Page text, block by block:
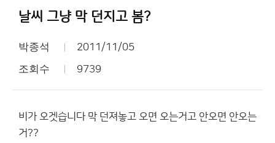
날씨 그냥 막 던지고 봄?
박종석 2011/11/05
조회수 9739
비가 오겟습니다 막 던져놓고 오면 오는거고 안오면 안오는
거??